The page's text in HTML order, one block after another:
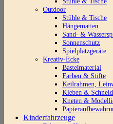
Outdoor
Stühle & Tische
Hängematten
Sand- &
Sonnenschutz
Spielplatzgeräte
Kreativ-Ecke
Bastelmaterial
Farben & Stifte
Keilrahmen,
Kleben &
Kneten &
Kinderfahrzeuge